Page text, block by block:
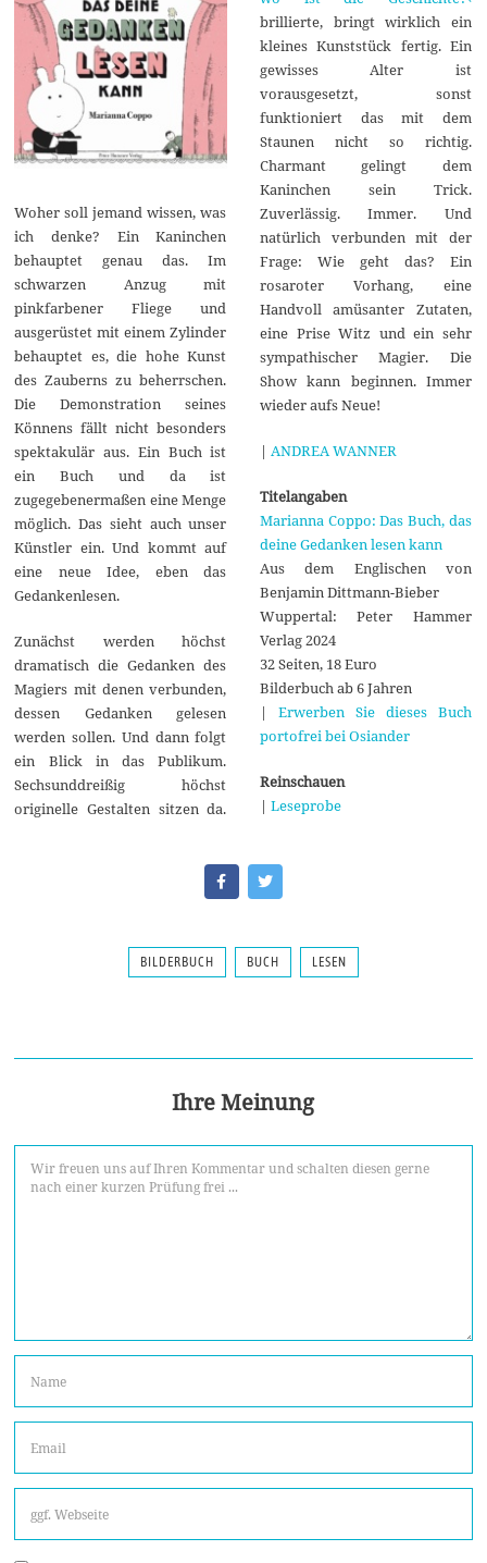
Woher soll jemand wissen, was
ich denke? Ein Kaninchen
behauptet genau das. Im
schwarzen Anzug mit
pinkfarbener Fliege und
ausgerüstet mit einem Zylinder
behauptet es, die hohe Kunst
des Zauberns zu beherrschen.
Die Demonstration seines
Könnens fällt nicht besonders
spektakulär aus. Ein Buch ist
ein Buch und da ist
zugegebenermaßen eine Menge
möglich. Das sieht auch unser
Künstler ein. Und kommt auf
eine neue Idee, eben das
Gedankenlesen.
Zunächst werden höchst
dramatisch die Gedanken des
Magiers mit denen verbunden,
dessen Gedanken gelesen
werden sollen. Und dann folgt
ein Blick in das Publikum.
Sechsunddreißig höchst
originelle Gestalten sitzen da.
brillierte, bringt wirklich ein
kleines Kunststück fertig. Ein
gewisses Alter ist
vorausgesetzt, sonst
funktioniert das mit dem
Staunen nicht so richtig.
Charmant gelingt dem
Kaninchen sein Trick.
Zuverlässig. Immer. Und
natürlich verbunden mit der
Frage: Wie geht das? Ein
rosaroter Vorhang, eine
Handvoll amüsanter Zutaten,
eine Prise Witz und ein sehr
sympathischer Magier. Die
Show kann beginnen. Immer
wieder aufs Neue!
| ANDREA WANNER
Titelangaben
Marianna Coppo: Das Buch, das
deine Gedanken lesen kann
Aus dem Englischen von
Benjamin Dittmann-Bieber
Wuppertal: Peter Hammer
Verlag 2024
32 Seiten, 18 Euro
Bilderbuch ab 6 Jahren
| Erwerben Sie dieses Buch
portofrei bei Osiander
Reinschauen
| Leseprobe
BILDERBUCH BUCH LESEN
Ihre Meinung